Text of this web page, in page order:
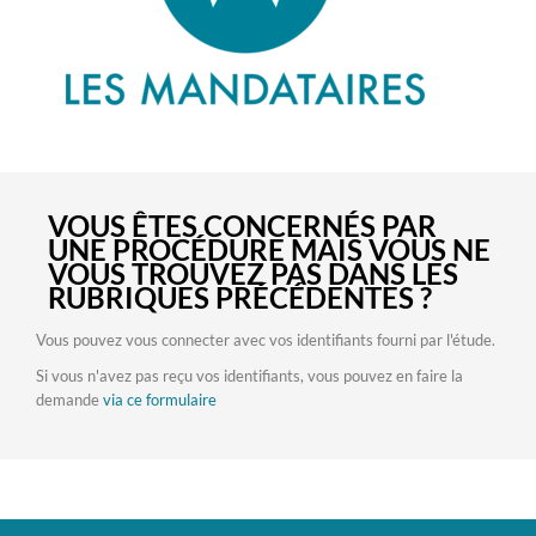
VOUS ÊTES CONCERNÉS PAR
UNE PROCÉDURE MAIS VOUS NE
VOUS TROUVEZ PAS DANS LES
RUBRIQUES PRÉCÉDENTES ?
Vous pouvez vous connecter avec vos identifiants fourni par l'étude.
Si vous n'avez pas reçu vos identifiants, vous pouvez en faire la
demandevia ce formulaire